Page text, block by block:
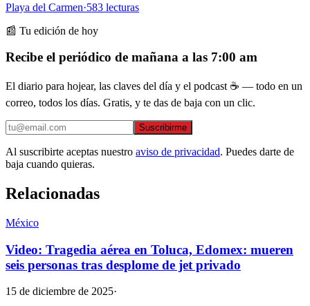
Playa del Carmen·583 lecturas
📰 Tu edición de hoy
Recibe el periódico de mañana a las 7:00 am
El diario para hojear, las claves del día y el podcast ☕ — todo en un
correo, todos los días. Gratis, y te das de baja con un clic.
Suscribirme
Al suscribirte aceptas nuestro aviso de privacidad. Puedes darte de
baja cuando quieras.
Relacionadas
México
Video: Tragedia aérea en Toluca, Edomex: mueren
seis personas tras desplome de jet privado
15 de diciembre de 2025·